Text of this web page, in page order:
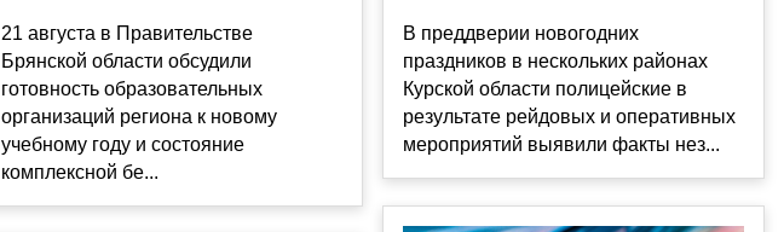
21 августа в Правительстве
Брянской области обсудили
готовность образовательных
организаций региона к новому
учебному году и состояние
комплексной бе...
В преддверии новогодних
праздников в нескольких районах
Курской области полицейские в
результате рейдовых и оперативных
мероприятий выявили факты нез...